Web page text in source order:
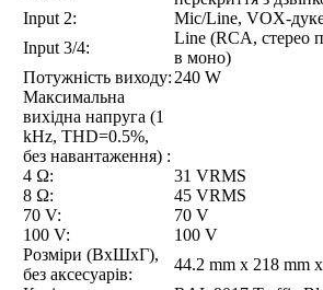
Input 2:
Mic/Line, VOX-
Input 3/4:
Line (RCA, стерео
в моно)
Потужність виходу: 240 W
Максимальна
вихідна напруга (1
kHz, THD=0.5%,
без навантаження) :
4 Ω:
31 VRMS
8 Ω:
45 VRMS
70 V:
70 V
100 V:
100 V
Розміри (ВхШхГ),
без аксесуарів:
44.2 mm x 218 mm